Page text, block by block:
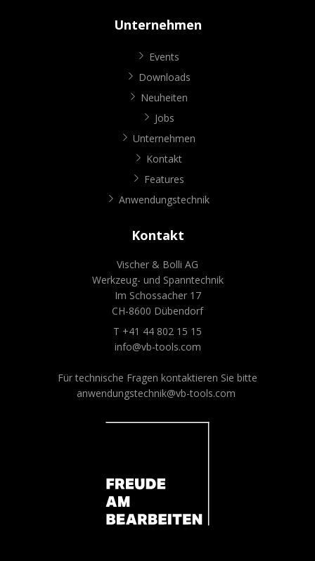
Unternehmen
Events
Downloads
Neuheiten
Jobs
Unternehmen
Kontakt
Features
Anwendungstechnik
Kontakt
Vischer & Bolli AG
Werkzeug- und Spanntechnik
Im Schossacher 17
CH-8600 Dübendorf
T +41 44 802 15 15
info@vb-tools.com
Für technische Fragen kontaktieren Sie bitte
anwendungstechnik@vb-tools.com